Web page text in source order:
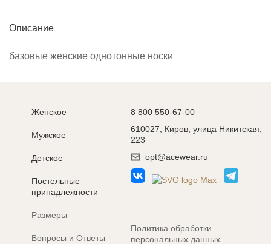
Описание
базовые женские однотонные носки
Женское
Мужское
Детское
Постельные
принадлежности
Размеры
Вопросы и Ответы
8 800 550-67-00
610027, Киров, улица Никитская,
223
opt@acewear.ru
Политика обработки
персональных данных